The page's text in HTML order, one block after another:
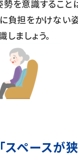
勢を意識するこ
負担をかけない
ましょう。
スペース